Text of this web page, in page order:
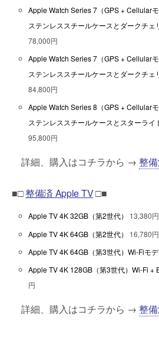
Apple Watch Series 7（GPS + Cellular
ステンレススチールケースとダークチェ
78,000円
Apple Watch Series 7（GPS + Cellular
ステンレススチールケースとダークチェ
84,800円
Apple Watch Series 8（GPS + Cellular
ステンレススチールケースとスターライ
95,800円
詳細、購入はコチラから → 整
■□整備済 Apple TV□■
Apple TV 4K 32GB（第2世代）
13,380円
Apple TV 4K 64GB（第2世代）
16,780円
Apple TV 4K 64GB（第3世代）Wi-Fiモ
Apple TV 4K 128GB（第3世代）Wi-Fi +
円
詳細、購入はコチラから → 整